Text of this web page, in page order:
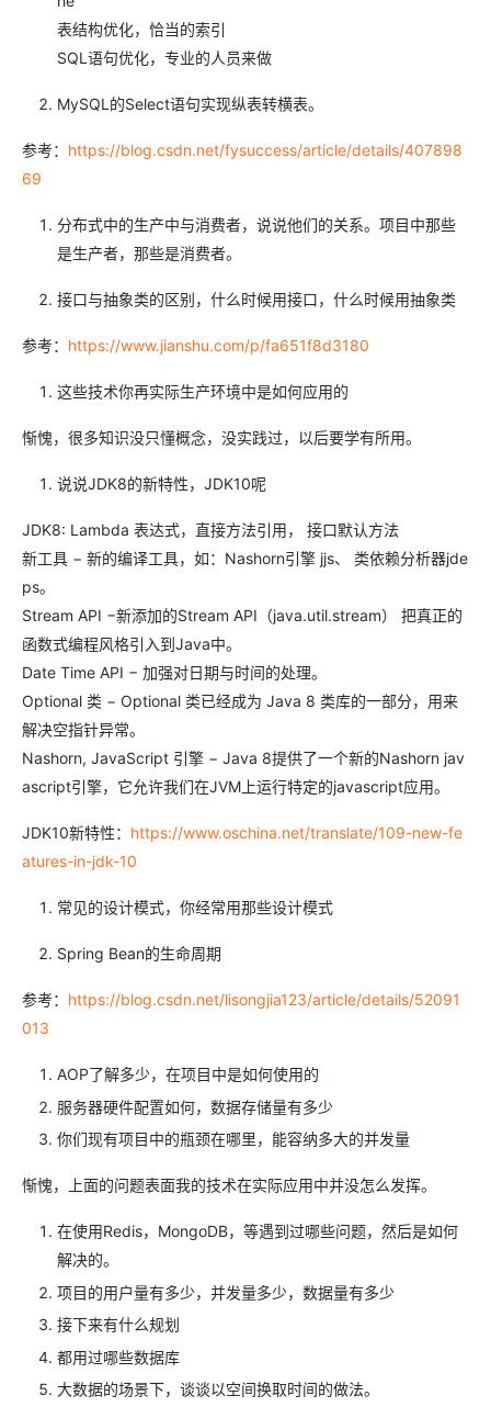
表结构优化，恰当的索引
SQL语句优化，专业的人员来做
MySQL的Select语句实现纵表转横表。
参考： https://blog.csdn.net/fysuccess/article/details/407898
69
分布式中的生产中与消费者，说说他们的关系。项目中那些
是生产者，那些是消费者。
接口与抽象类的区别，什么时候用接口，什么时候用抽象类
参考： https://www.jianshu.com/p/fa651f8d3180
这些技术你再实际生产环境中是如何应用的
惭愧，很多知识没只懂概念，没实践过，以后要学有所用。
说说JDK8的新特性，JDK10呢
JDK8: Lambda 表达式，直接方法引用， 接口默认方法
新工具 − 新的编译工具，如：Nashorn引擎 jjs、 类依赖分析器jde
ps。
Stream API −新添加的Stream API（java.util.stream） 把真正的
函数式编程风格引入到Java中。
Date Time API − 加强对日期与时间的处理。
Optional 类 − Optional 类已经成为 Java 8 类库的一部分，用来
解决空指针异常。
Nashorn, JavaScript 引擎 − Java 8提供了一个新的Nashorn jav
ascript引擎，它允许我们在JVM上运行特定的javascript应用。
JDK10新特性： https://www.oschina.net/translate/109-new-fe
atures-in-jdk-10
常见的设计模式，你经常用那些设计模式
Spring Bean的生命周期
参考： https://blog.csdn.net/lisongjia123/article/details/52091
013
AOP了解多少，在项目中是如何使用的
服务器硬件配置如何，数据存储量有多少
你们现有项目中的瓶颈在哪里，能容纳多大的并发量
惭愧，上面的问题表面我的技术在实际应用中并没怎么发挥。
在使用Redis，MongoDB，等遇到过哪些问题，然后是如何
解决的。
项目的用户量有多少，并发量多少，数据量有多少
接下来有什么规划
都用过哪些数据库
大数据的场景下，谈谈以空间换取时间的做法。